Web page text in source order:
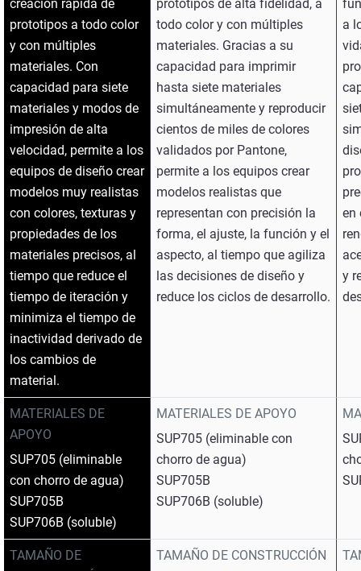
creación rápida de
prototipos a todo color
y con múltiples
materiales. Con
capacidad para siete
materiales y modos de
impresión de alta
velocidad, permite a los
equipos de diseño crear
modelos muy realistas
con colores, texturas y
propiedades de los
materiales precisos, al
tiempo que reduce el
tiempo de iteración y
minimiza el tiempo de
inactividad derivado de
los cambios de
material.
MATERIALES DE
APOYO
SUP705 (eliminable
con chorro de agua)
SUP705B
SUP706B (soluble)
TAMAÑO DE
prototipos de alta fidelidad, a
todo color y con múltiples
materiales. Gracias a su
capacidad para imprimir
hasta siete materiales
simultáneamente y reproducir
cientos de miles de colores
validados por Pantone,
permite a los equipos crear
modelos realistas que
representan con precisión la
forma, el ajuste, la función y el
aspecto, al tiempo que agiliza
las decisiones de diseño y
reduce los ciclos de desarrollo.
MATERIALES DE APOYO
SUP705 (eliminable con
chorro de agua)
SUP705B
SUP706B (soluble)
TAMAÑO DE CONSTRUCCIÓN
a
en
y